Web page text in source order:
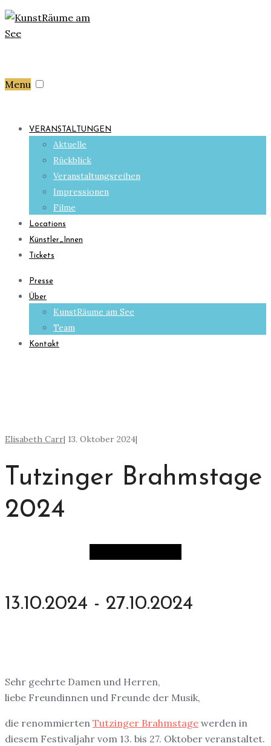
Menu
VERANSTALTUNGEN
Aktuelle
Rückblick
Veranstaltungsreihen
Impressionen
Filme
Locations
Künstler_Innen
Tickets
Presse
Über
KunstRäume am See
Team
Kontakt
Elisabeth Carr| 13. Oktober 2024|
Tutzinger Brahmstage
2024
13.10.2024 - 27.10.2024
Sehr geehrte Damen und Herren,
liebe Freundinnen und Freunde der Musik,
die renommierten Tutzinger Brahmstage werden in
diesem Festivaljahr vom 13. bis 27. Oktober veranstaltet.